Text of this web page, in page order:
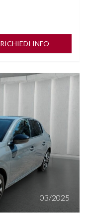
RICHIEDI INFO
03/2025